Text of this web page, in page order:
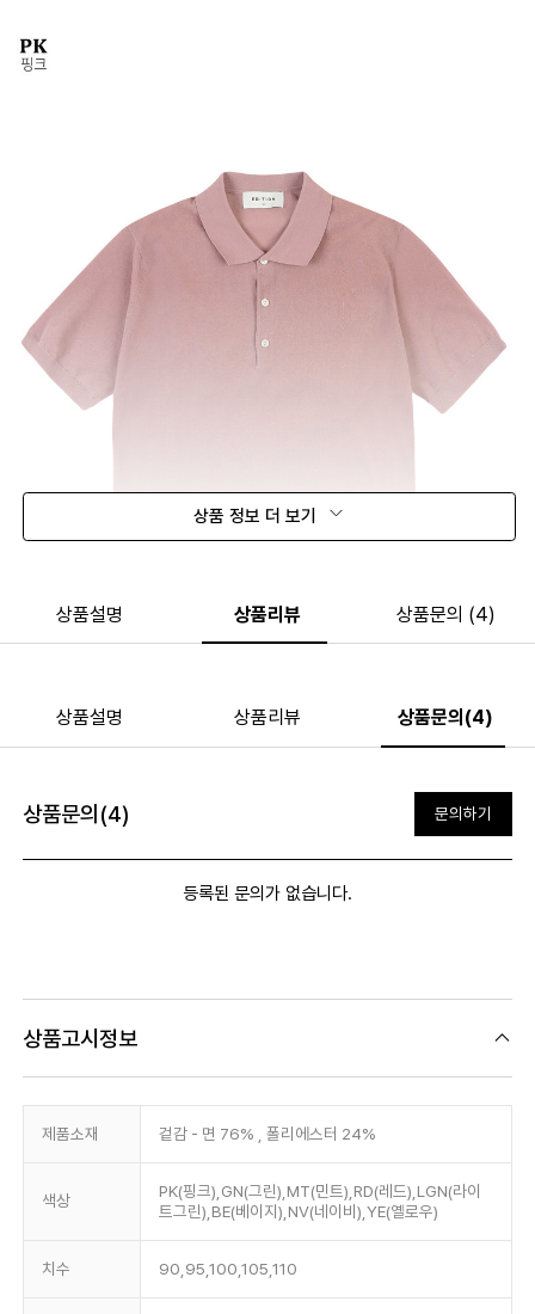
상품 정보 더 보기
상품설명 상품리뷰 상품문의 (4)
상품설명 상품리뷰 상품문의(4)
상품문의(4) 문의하기
등록된 문의가 없습니다.
상품고시정보
제품소재 겉감 - 면 76% , 폴리에스터 24%
색상
PK(핑크),GN(그린),MT(민트),RD(레드),LGN(라이
트그린),BE(베이지),NV(네이비),YE(옐로우)
치수 90,95,100,105,110